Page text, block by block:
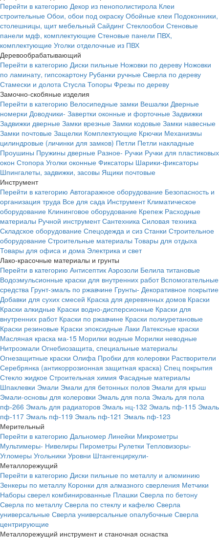
Перейти в категорию Декор из пенополистирола Клеи
строительные Обои, обои под окраску Обойные клеи Подоконники,
столешницы, щит мебельный Сайдинг Стеклообои Стеновые
панели мдф, комплектующие Стеновые панели ПВХ,
комплектующие Уголки отделочные из ПВХ
Деревообрабатывающий
Перейти в категорию Диски пильные Ножовки по дереву Ножовки
по ламинату, гипсокартону Рубанки ручные Сверла по дереву
Стамески и долота Стусла Топоры Фрезы по дереву
Замочно-скобяные изделия
Перейти в категорию Велосипедные замки Вешалки Дверные
номерки Доводчики- Завертки оконные и форточные Задвижки
Задвижки дверные Замки врезные Замки кодовые Замки навесные
Замки почтовые Защелки Комплектующие Крючки Механизмы
цилиндровые (личинки для замков) Петли Петли накладные
Проушины Пружины дверные Разное- Ручки Ручки для пластиковых
окон Стопора Уголки оконные Фиксаторы Шарики-фиксаторы
Шпингалеты, задвижки, засовы Ящики почтовые
Инструмент
Перейти в категорию Автогаражное оборудование Безопасность и
организация труда Все для сада Инструмент Климатическое
оборудование Клининговое оборудование Крепеж Расходные
материалы Ручной инструмент Сантехника Силовая техника
Складское оборудование Спецодежда и сиз Станки Строительное
оборудование Строительные материалы Товары для отдыха
Товары для офиса и дома Электрика и свет
Лако-красочные материалы и грунты
Перейти в категорию Антисептик Аэрозоли Белила титановые
Водоэмульсионные краски для внутренних работ Вспомогательные
средства Грунт-эмаль по ржавчине Грунты- Декоративное покрытие
Добавки для сухих смесей Краска для деревянных домов Краски
Краски алкидные Краски водно-дисперсионные Краски для
внутренних работ Краски по ржавчине Краски полиуретановые
Краски резиновые Краски эпоксидные Лаки Латексные краски
Масляная краска ма-15 Морилки водные Морилки неводные
Нитроэмали Огнебиозащита, специальные материалы
Огнезащитные краски Олифа Пробки для колеровки Растворители
Серебрянка (антикоррозионная защитная краска) Спец покрытия
Стекло жидкое Строительная химия Фасадные материалы
Шпаклевки Эмали Эмали для бетонных полов Эмали для крыш
Эмали-основы для колеровки Эмаль для пола Эмаль для пола
пф-266 Эмаль для радиаторов Эмаль нц-132 Эмаль пф-115 Эмаль
пф-117 Эмаль пф-119 Эмаль пф-121 Эмаль пф-123
Мерительный
Перейти в категорию Дальномер Линейки Микрометры
Мультимеры- Нивелиры Пирометры Рулетки Тепловизоры-
Угломеры Угольники Уровни Штангенциркули-
Металлорежущий
Перейти в категорию Диски пильные по металлу и алюминию
Зенкеры по металлу Коронки для алмазного сверления Метчики
Наборы сверел комбинированные Плашки Сверла по бетону
Сверла по металлу Сверла по стеклу и кафелю Сверла
универсальные Сверла универсальные опалубочные Сверла
центрирующие
Металлорежущий инструмент и станочная оснастка